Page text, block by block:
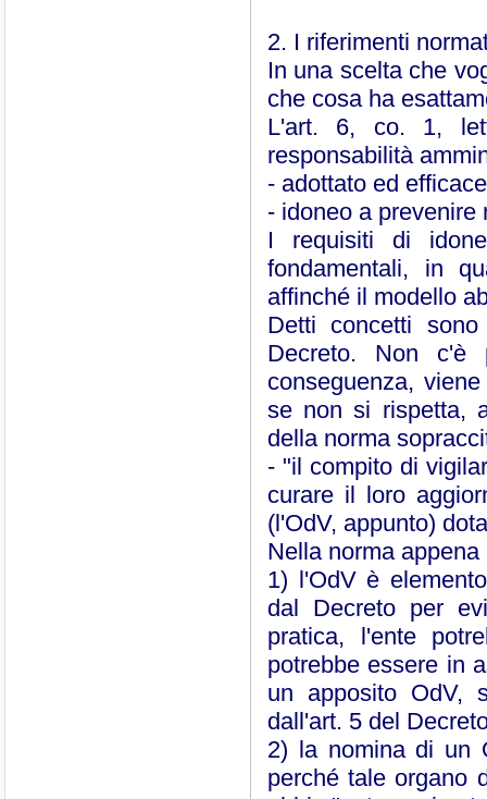
2. I riferimenti
In una scelta che
che cosa ha
L'art. 6, co. 1,
responsabilità
- adottato ed
- idoneo a
I requisiti di
fondamentali, in
affinché il modello
Detti concetti
Decreto. Non c'è
conseguenza,
se non si rispetta,
della norma
- "il compito di
curare il loro
(l'OdV, appunto)
Nella norma
1) l'OdV è
dal Decreto per
pratica, l'ente
potrebbe essere in
un apposito OdV,
dall'art. 5 del
2) la nomina di un
perché tale organo